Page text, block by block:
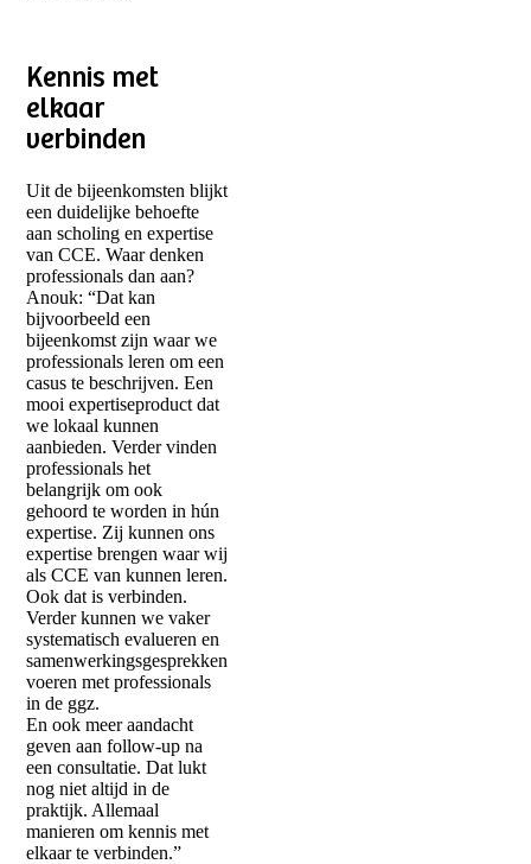
Kennis met
elkaar
verbinden
Uit de bijeenkomsten blijkt
een duidelijke behoefte
aan scholing en expertise
van CCE. Waar denken
professionals dan aan?
Anouk: “Dat kan
bijvoorbeeld een
bijeenkomst zijn waar we
professionals leren om een
casus te beschrijven. Een
mooi expertiseproduct dat
we lokaal kunnen
aanbieden. Verder vinden
professionals het
belangrijk om ook
gehoord te worden in hún
expertise. Zij kunnen ons
expertise brengen waar wij
als CCE van kunnen leren.
Ook dat is verbinden.
Verder kunnen we vaker
systematisch evalueren en
samenwerkingsgesprekken
voeren met professionals
in de ggz.
En ook meer aandacht
geven aan follow-up na
een consultatie. Dat lukt
nog niet altijd in de
praktijk. Allemaal
manieren om kennis met
elkaar te verbinden.”